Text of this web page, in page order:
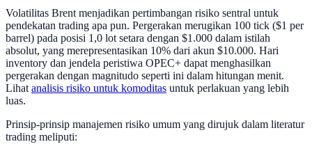
Volatilitas Brent menjadikan pertimbangan risiko sentral untuk
pendekatan trading apa pun. Pergerakan merugikan 100 tick ($1 per
barrel) pada posisi 1,0 lot setara dengan $1.000 dalam istilah
absolut, yang merepresentasikan 10% dari akun $10.000. Hari
inventory dan jendela peristiwa OPEC+ dapat menghasilkan
pergerakan dengan magnitudo seperti ini dalam hitungan menit.
Lihat analisis risiko untuk komoditas untuk perlakuan yang lebih
luas.
Prinsip-prinsip manajemen risiko umum yang dirujuk dalam literatur
trading meliputi: